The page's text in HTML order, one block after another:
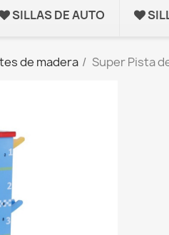
SILLAS DE AUTO
de madera Super Pista